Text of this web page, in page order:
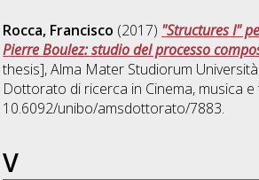
Rocca, Francisco (2017) "Structures I"
Pierre Boulez: studio del processo
thesis], Alma Mater Studiorum
Dottorato di ricerca in Cinema, musica
10.6092/unibo/amsdottorato/7883.
V